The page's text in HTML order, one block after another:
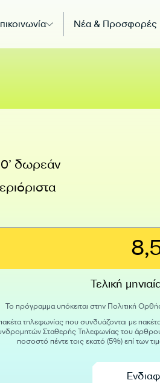
Νέα & Προσφορές
δωρεάν
Τελική
Το πρόγραμμα υπόκειται στην Πολιτική
τηλεφωνίας που συνδυάζονται με
Σταθερής Τηλεφωνίας του
ποσοστό πέντε τοις εκατό (5%) επί των